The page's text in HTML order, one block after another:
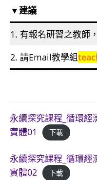
▼建議
1. 有報名研習之教師
2. 請Email教學組
永續探究課程_循環經
實體01
下載
永續探究課程_循環經
實體02
下載